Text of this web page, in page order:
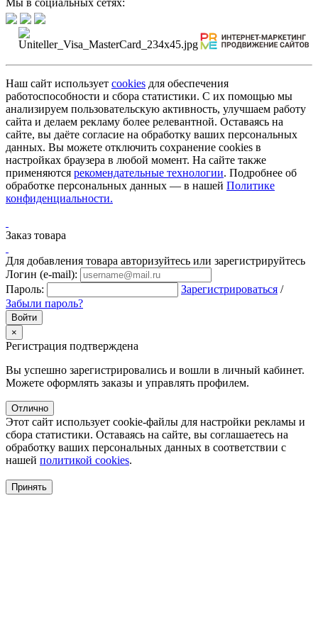
Наш сайт использует cookies для обеспечения
работоспособности и сбора статистики. С их помощью мы
анализируем пользовательскую активность, улучшаем работу
сайта и делаем рекламу более релевантной. Оставаясь на
сайте, вы даёте согласие на обработку ваших персональных
данных. Вы можете отключить сохранение cookies в
настройках браузера в любой момент. На сайте также
применяются рекомендательные технологии. Подробнее об
обработке персональных данных — в нашей Политике
конфиденциальности.
Заказ товара
Для добавления товара авторизуйтесь или зарегистрируйтесь
Логин (e-mail):
Пароль:
Зарегистрироваться /
Забыли пароль?
×
Регистрация подтверждена
Вы успешно зарегистрировались и вошли в личный кабинет.
Можете оформлять заказы и управлять профилем.
Отлично
Этот сайт использует cookie-файлы для настройки рекламы и
сбора статистики. Оставаясь на сайте, вы соглашаетесь на
обработку ваших персональных данных в соответствии с
нашей политикой cookies.
Принять